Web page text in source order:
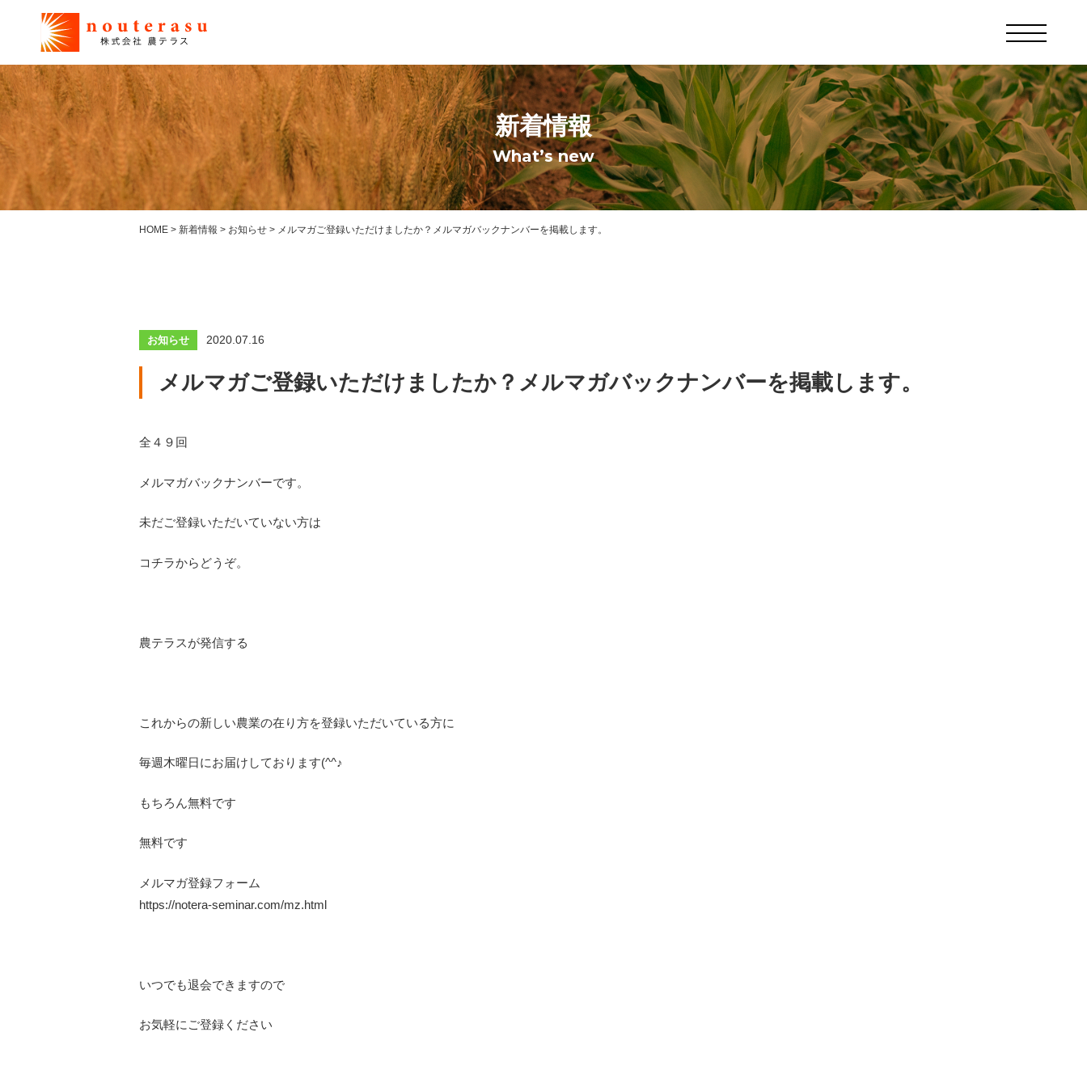
新着情報
What’s new
HOME > 新着情報 > お知らせ > メルマガご登録いただけましたか？メルマガバックナンバーを掲載します。
お知らせ 2020.07.16
メルマガご登録いただけましたか？メルマガバックナンバーを掲載します。
全４９回
メルマガバックナンバーです。
未だご登録いただいていない方は
コチラからどうぞ。
農テラスが発信する
これからの新しい農業の在り方を登録いただいている方に
毎週木曜日にお届けしております(^^♪
もちろん無料です
無料です
メルマガ登録フォーム
https://notera-seminar.com/mz.html
いつでも退会できますので
お気軽にご登録ください